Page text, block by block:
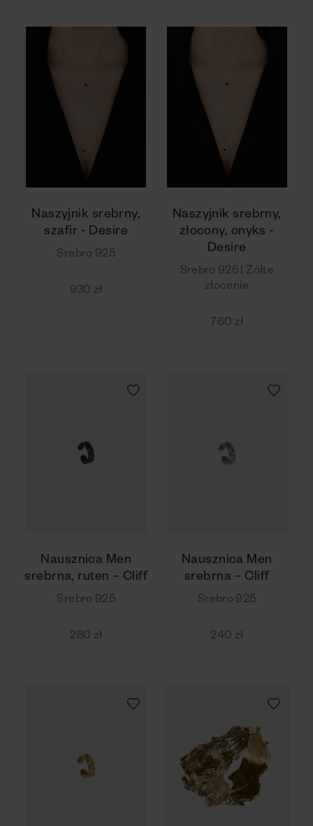
Naszyjnik srebrny,
szafir - Desire
Srebro 925
930 zł
Naszyjnik srebrny,
złocony, onyks -
Desire
Srebro 925 | Żółte
złocenie
760 zł
Nausznica Men
srebrna, ruten – Cliff
Srebro 925
280 zł
Nausznica Men
srebrna – Cliff
Srebro 925
240 zł